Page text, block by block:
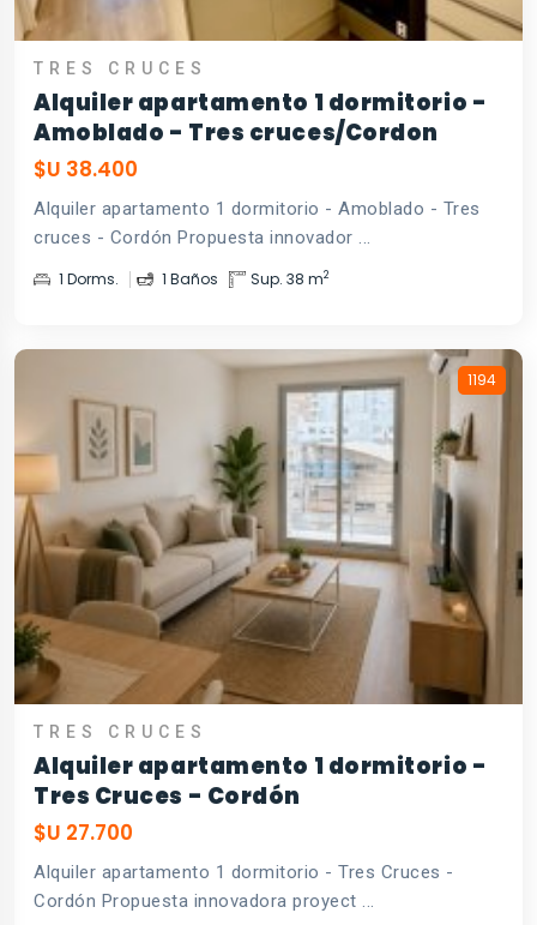
TRES CRUCES
Alquiler apartamento 1 dormitorio -
Amoblado - Tres cruces/Cordon
$U 38.400
Alquiler apartamento 1 dormitorio - Amoblado - Tres
cruces - Cordón Propuesta innovador ...
1 Dorms. 1 Baños Sup. 38 m2
1194
TRES CRUCES
Alquiler apartamento 1 dormitorio -
Tres Cruces - Cordón
$U 27.700
Alquiler apartamento 1 dormitorio - Tres Cruces -
Cordón Propuesta innovadora proyect ...